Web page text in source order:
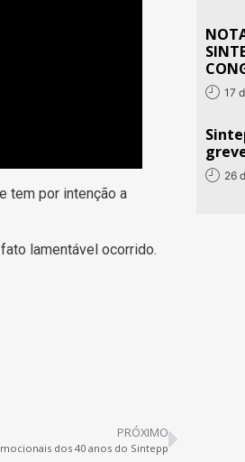
tem por intenção a
lamentável ocorrido.
PRÓXIMO
dos 40 anos do Sintepp
17
26